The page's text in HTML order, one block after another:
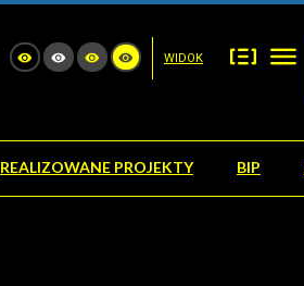
WIDOK
REALIZOWANE PROJEKTY BIP